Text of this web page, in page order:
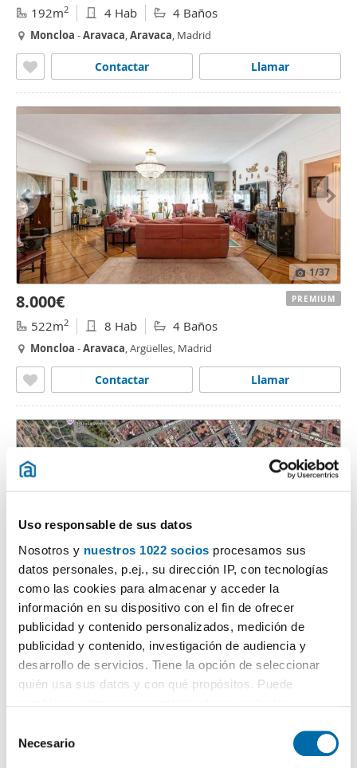
Uso responsable de sus datos
Nosotros y nuestros 1022 socios procesamos sus
datos personales, p.ej., su dirección IP, con tecnologías
como las cookies para almacenar y acceder la
información en su dispositivo con el fin de ofrecer
publicidad y contenido personalizados, medición de
publicidad y contenido, investigación de audiencia y
desarrollo de servicios. Tiene la opción de seleccionar
quién usa sus datos y con qué propósitos. Puede
el Menú de consentimiento.
Necesario
192m2 4 Hab 4 Baños
Moncloa -Aravaca,Aravaca, Madrid
Llamar
Contactar
1/37
8.000€
522m2 8 Hab 4 Baños
Moncloa -Aravaca, Argüelles, Madrid
Llamar
Contactar
PREMIUM
10.000€
536m 5 Hab 4 Baños
Neighbourhood: Argüelles,Moncloa-Aravaca , Argüelles, Madrid
Llamar
Contactar
PREMIUM